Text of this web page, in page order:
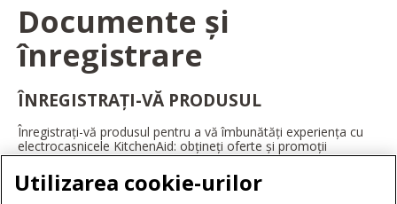
Documente și
înregistrare
ÎNREGISTRAȚI-VĂ PRODUSUL
Înregistrați-vă produsul pentru a vă îmbunătăți experiența cu
electrocasnicele KitchenAid: obțineți oferte și promoții
exclusive, ponturi și sfaturi de la profesioniști și multe altele.
ÎNREGISTRAȚI-VĂ ACUM
Utilizarea cookie-urilor